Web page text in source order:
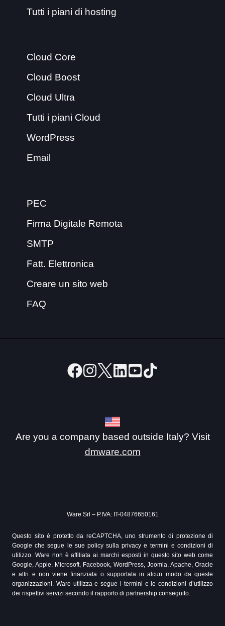
Tutti i piani di hosting
Cloud Core
Cloud Boost
Cloud Ultra
Tutti i piani Cloud
WordPress
Email
PEC
Firma Digitale Remota
SMTP
Fatt. Elettronica
Creare un sito web
FAQ
Are you a company based outside Italy? Visit
dmware.com
Ware Srl – P.IVA: IT-04876650161
Questo sito è protetto da reCAPTCHA, uno strumento di protezione di
Google che segue le sue policy sulla privacy e termini e condizioni di
utilizzo. Ware non è affiliata ai marchi esposti in questo sito web come
Google, Apple, Microsoft, Facebook, WordPress, Joomla, Apache, Oracle
e altri e non viene finanziata o supportata in alcun modo da queste
organizzazioni. Ware utilizza e segue i termini e le condizioni d’utilizzo
dei rispettivi servizi secondo il rapporto di partnership conseguito.